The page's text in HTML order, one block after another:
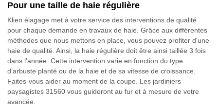
Pour une taille de haie régulière
Klien élagage met à votre service des interventions de qualité
pour chaque demande en travaux de haie. Grâce aux différentes
méthodes que nous mettons en place, vous pouvez profiter d'une
haie de qualité. Ainsi, la haie régulière doit être ainsi taillée 3 fois
dans l’année. Cette intervention varie en fonction du type
d’arbuste planté ou de la haie et de sa vitesse de croissance.
Faites-vous aider au moment de la coupe. Les jardiniers
paysagistes 31560 vous guideront au fur et à mesure de votre
avancée.